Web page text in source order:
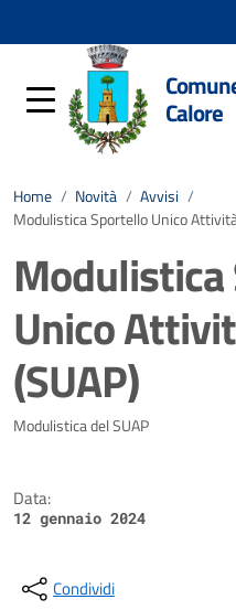
Calore
Home / Novità / Avvisi /
Modulistica Sportello Unico
Unico
(SUAP)
Dettagli della
Modulistica del SUAP
Data:
12 gennaio 2024
Condividi